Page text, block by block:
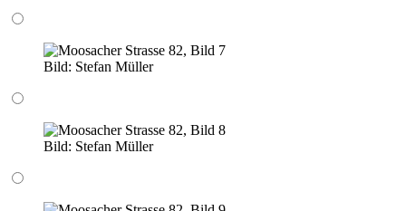
Bild: Stefan Müller
Bild: Stefan Müller